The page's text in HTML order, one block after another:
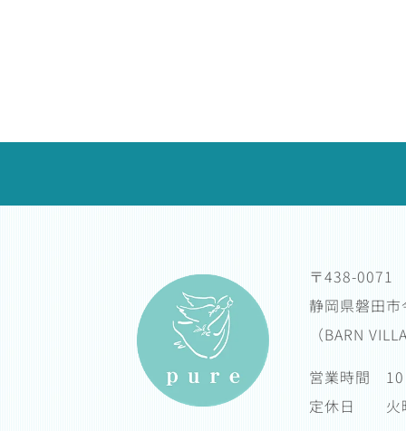
〒438-0071
静岡県磐田
（BARN
営業時間 10
定休日 火